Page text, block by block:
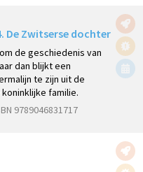
De Zwitserse dochter
de geschiedenis van
dan blijkt een
te zijn uit de
familie.
9789046831717